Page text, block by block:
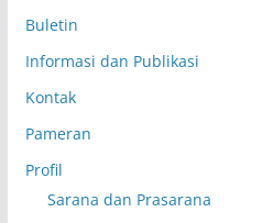
Buletin
Informasi dan Publikasi
Kontak
Pameran
Profil
Sarana dan Prasarana